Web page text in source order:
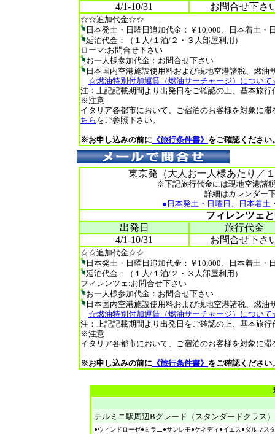
4/1-10/31
お問合せ下さ
☆☆追加代金☆☆
日本発土・日曜日追加代金：￥10,000、日本着土・
延泊代金：（１人/１泊/２・３人部屋利用）
ローマ:お問合せ下さい
お一人様参加代金：お問合せ下さい
日本国内空港施設使用料および現地空港諸税、燃
☆燃油特別付加運賃（燃油サーチャージ）につい
注：上記記載期間より出発日をご確認の上、基本旅
※注意
イタリア各都市において、ご宿泊のお客様を対象に
ちら をご参照下さい。
※お申し込みの前に 《旅行条件書》 をご確認ください
東京発（大人お一人様あたり／
※下記旅行代金には現地空港諸
詳細はカレンダー
●日本発土・日曜日、日本着土
フィレンツェ
出発日
旅行代金
4/1-10/31
お問合せ下さ
☆☆追加代金☆☆
日本発土・日曜日追加代金：￥10,000、日本着土・
延泊代金：（１人/１泊/２・３人部屋利用）
フィレンツェ:お問合せ下さい
お一人様参加代金：お問合せ下さい
日本国内空港施設使用料および現地空港諸税、燃
☆燃油特別付加運賃（燃油サーチャージ）につい
注：上記記載期間より出発日をご確認の上、基本旅
※注意
イタリア各都市において、ご宿泊のお客様を対象に
※お申し込みの前に 《旅行条件書》 をご確認ください
テルミニ駅周辺Bグレード（スタンダードクラス）
●ウィンドローゼ●ミラニ●サンレモ●ケネディ●イエス●ダルマス